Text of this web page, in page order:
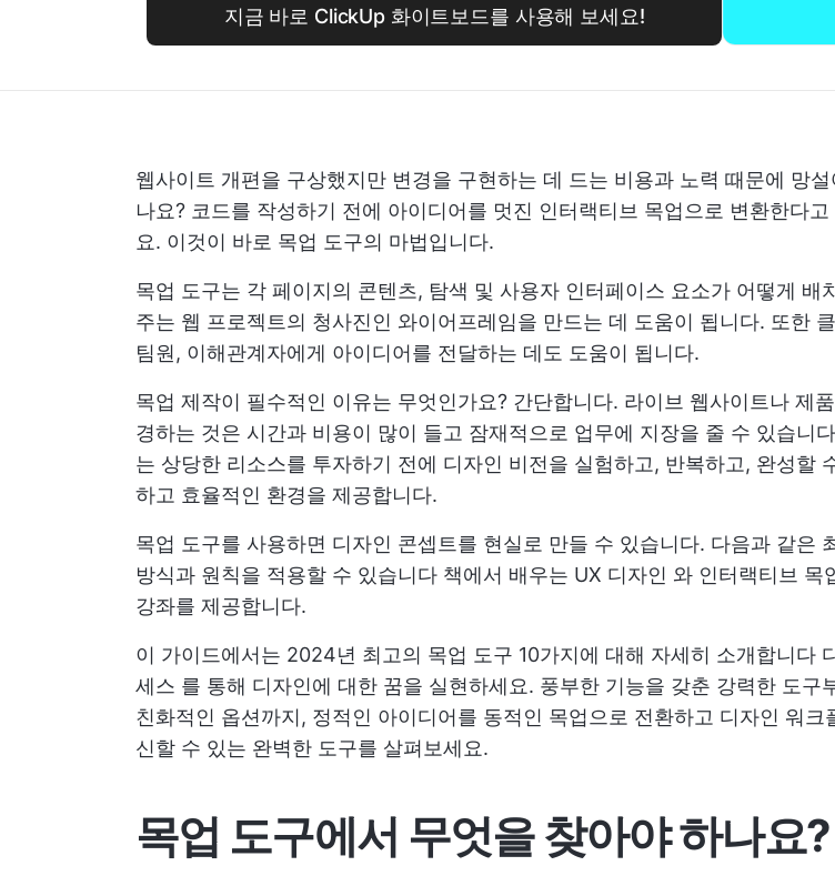
지금 바로 ClickUp 화이트보드를 사용해 보세요!
웹사이트 개편을 구상했지만 변경을 구현하는 데 드는 비용과 노력 때문에 망
나요? 코드를 작성하기 전에 아이디어를 멋진 인터랙티브 목업으로 변환한다고
요. 이것이 바로 목업 도구의 마법입니다.
목업 도구는 각 페이지의 콘텐츠, 탐색 및 사용자 인터페이스 요소가 어떻게 배
주는 웹 프로젝트의 청사진인 와이어프레임을 만드는 데 도움이 됩니다. 또한
팀원, 이해관계자에게 아이디어를 전달하는 데도 도움이 됩니다.
목업 제작이 필수적인 이유는 무엇인가요? 간단합니다. 라이브 웹사이트나 제
경하는 것은 시간과 비용이 많이 들고 잠재적으로 업무에 지장을 줄 수 있습니
는 상당한 리소스를 투자하기 전에 디자인 비전을 실험하고, 반복하고, 완성할
하고 효율적인 환경을 제공합니다.
목업 도구를 사용하면 디자인 콘셉트를 현실로 만들 수 있습니다. 다음과 같은
방식과 원칙을 적용할 수 있습니다 책에서 배우는 UX 디자인 와 인터랙티브 목
강좌를 제공합니다.
이 가이드에서는 2024년 최고의 목업 도구 10가지에 대해 자세히 소개합니다
세스 를 통해 디자인에 대한 꿈을 실현하세요. 풍부한 기능을 갖춘 강력한 도구
친화적인 옵션까지, 정적인 아이디어를 동적인 목업으로 전환하고 디자인 워크
신할 수 있는 완벽한 도구를 살펴보세요.
목업 도구에서 무엇을 찾아야 하나요?